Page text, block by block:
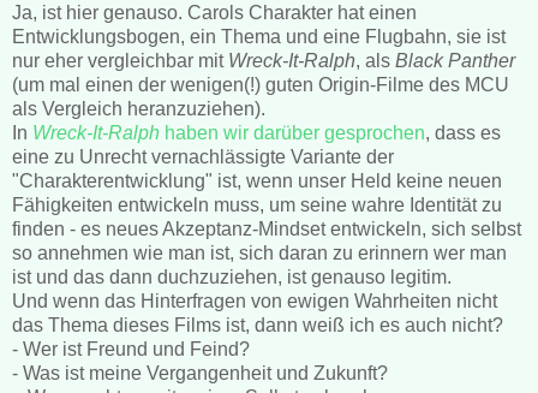
Ja, ist hier genauso. Carols Charakter hat einen
Entwicklungsbogen, ein Thema und eine Flugbahn, sie ist
nur eher vergleichbar mit Wreck-It-Ralph, als Black Panther
(um mal einen der wenigen(!) guten Origin-Filme des MCU
als Vergleich heranzuziehen).
In Wreck-It-Ralph haben wir darüber gesprochen, dass es
eine zu Unrecht vernachlässigte Variante der
"Charakterentwicklung" ist, wenn unser Held keine neuen
Fähigkeiten entwickeln muss, um seine wahre Identität zu
finden - es neues Akzeptanz-Mindset entwickeln, sich selbst
so annehmen wie man ist, sich daran zu erinnern wer man
ist und das dann duchzuziehen, ist genauso legitim.
Und wenn das Hinterfragen von ewigen Wahrheiten nicht
das Thema dieses Films ist, dann weiß ich es auch nicht?
- Wer ist Freund und Feind?
- Was ist meine Vergangenheit und Zukunft?